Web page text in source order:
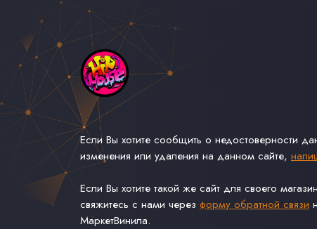
Если Вы хотите сообщить о недостоверности
изменения или удаления на данном сайте,
Если Вы хотите такой же сайт для своего
свяжитесь с нами через форму обратной связи
МаркетВинила.